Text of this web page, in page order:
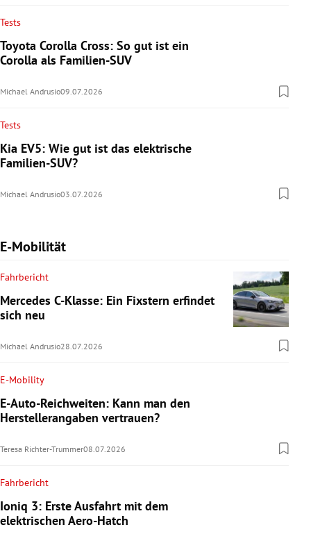
Tests
Toyota Corolla Cross: So gut ist ein
Corolla als Familien-SUV
Michael Andrusio09.07.2026
Tests
Kia EV5: Wie gut ist das elektrische
Familien-SUV?
Michael Andrusio03.07.2026
E-Mobilität
Fahrbericht
Mercedes C-Klasse: Ein Fixstern erfindet
sich neu
Michael Andrusio28.07.2026
E-Mobility
E-Auto-Reichweiten: Kann man den
Herstellerangaben vertrauen?
Teresa Richter-Trummer08.07.2026
Fahrbericht
Ioniq 3: Erste Ausfahrt mit dem
elektrischen Aero-Hatch